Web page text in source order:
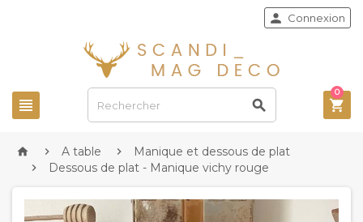
 
 Connexion

0
  A table  Manique et dessous de plat
 Dessous de plat - Manique vichy rouge